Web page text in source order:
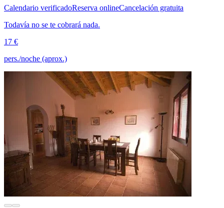
Calendario verificadoReserva onlineCancelación gratuita
Todavía no se te cobrará nada.
17 €
pers./noche (aprox.)